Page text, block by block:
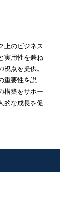
上のビジネス
実用性を兼ね
点を提供。
重要性を説
構築をサポー
的な成長を促